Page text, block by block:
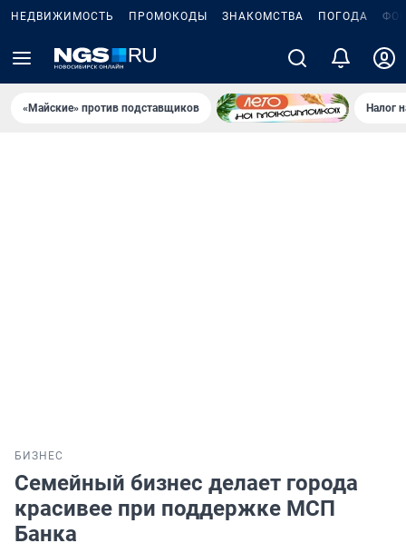
НЕДВИЖИМОСТЬ ПРОМОКОДЫ ЗНАКОМСТВА ПОГОДА
«Майские» против подставщиков Налог
БИЗНЕС
Семейный бизнес делает города
красивее при поддержке МСП
Банка